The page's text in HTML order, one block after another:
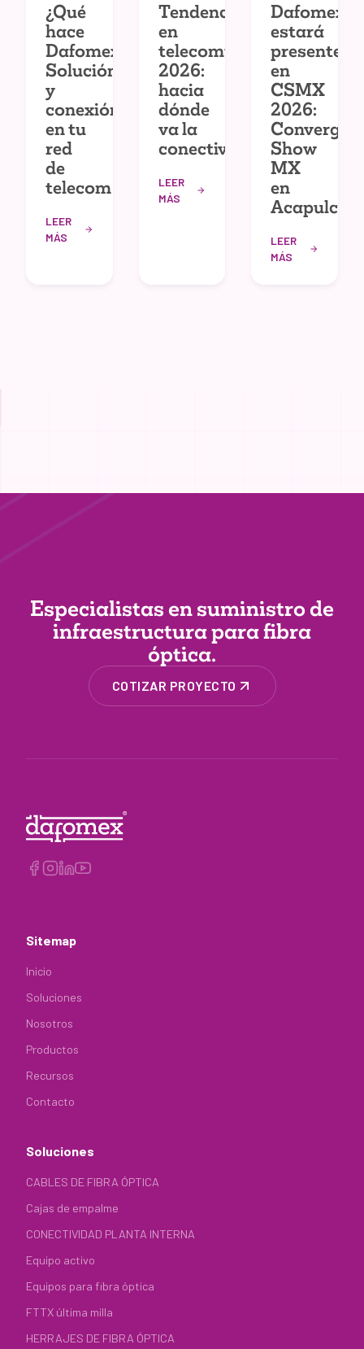
¿Qué
hace
Dafomex?
Solución
y
conexión
en tu
red
de
telecom
LEER
MÁS
Tendencias
en
telecomunicaciones
2026:
hacia
dónde
va la
conectividad
LEER
MÁS
Dafomex
estará
presente
en
CSMX
2026:
Show
MX
en
Acapulco
LEER
MÁS
Especialistas en suministro de
infraestructurapara fibra
óptica.
COTIZAR PROYECTO
Sitemap
Inicio
Soluciones
Nosotros
Productos
Recursos
Contacto
Soluciones
CABLES DE FIBRA ÓPTICA
Cajas de empalme
CONECTIVIDAD PLANTA INTERNA
Equipo activo
Equipos para fibra óptica
FTTX última milla
HERRAJES DE FIBRA ÓPTICA